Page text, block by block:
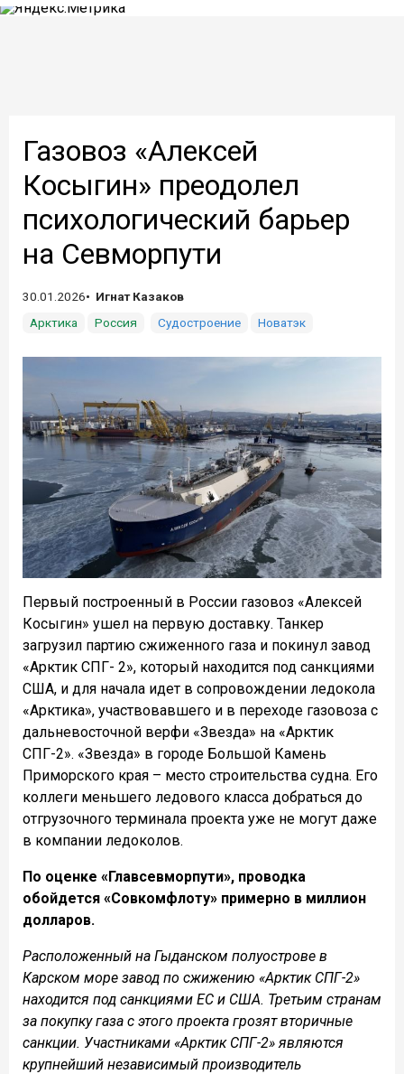
Газовоз «Алексей
Косыгин» преодолел
психологический барьер
на Севморпути
30.01.2026
Игнат Казаков
Арктика
Россия Судостроение Новатэк
Первый построенный в России газовоз «Алексей
Косыгин» ушел на первую доставку. Танкер
загрузил партию сжиженного газа и покинул завод
«Арктик СПГ- 2», который находится под санкциями
США, и для начала идет в сопровождении ледокола
«Арктика», участвовавшего и в переходе газовоза с
дальневосточной верфи «Звезда» на «Арктик
СПГ-2». «Звезда» в городе Большой Камень
Приморского края – место строительства судна. Его
коллеги меньшего ледового класса добраться до
отгрузочного терминала проекта уже не могут даже
в компании ледоколов.
По оценке «Главсевморпути», проводка
обойдется «Совкомфлоту» примерно в миллион
долларов.
Расположенный на Гыданском полуострове в
Карском море завод по сжижению «Арктик СПГ-2»
находится под санкциями ЕС и США. Третьим странам
за покупку газа с этого проекта грозят вторичные
санкции. Участниками «Арктик СПГ-2» являются
крупнейший независимый производитель